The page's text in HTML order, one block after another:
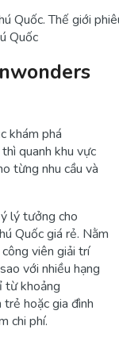
Quốc
khám phá
quanh khu vực
từng nhu cầu và
lý tưởng cho
Quốc giá rẻ. Nằm
công viên giải trí
với nhiều hạng
từ khoảng
hoặc gia đình
chi phí.